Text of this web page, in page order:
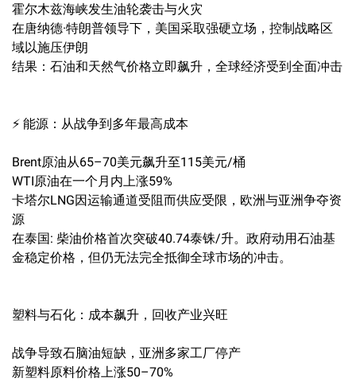
霍尔木兹海峡发生油轮袭击与火灾
在唐纳德·特朗普领导下，美国采取强硬立场，控制战略区
域以施压伊朗
结果：石油和天然气价格立即飙升，全球经济受到全面冲击
⚡ 能源：从战争到多年最高成本
Brent原油从65–70美元飙升至115美元/桶
WTI原油在一个月内上涨59%
卡塔尔LNG因运输通道受阻而供应受限，欧洲与亚洲争夺资
源
在泰国: 柴油价格首次突破40.74泰铢/升。政府动用石油基
金稳定价格，但仍无法完全抵御全球市场的冲击。
塑料与石化：成本飙升，回收产业兴旺
战争导致石脑油短缺，亚洲多家工厂停产
新塑料原料价格上涨50–70%